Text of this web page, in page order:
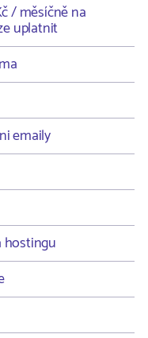
/ měsíčně na
uplatnit
emaily
hostingu